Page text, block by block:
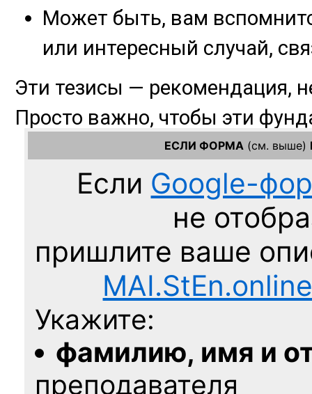
ЕСЛИ ФОРМА (см. выше)
Если Google-
не
пришлите ваше
Укажите:
фамилию, имя и
преподавателя